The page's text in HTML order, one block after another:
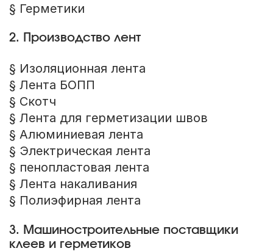
§ Герметики
2. Производство лент
§ Изоляционная лента
§ Лента БОПП
§ Скотч
§ Лента для герметизации швов
§ Алюминиевая лента
§ Электрическая лента
§ пенопластовая лента
§ Лента накаливания
§ Полиэфирная лента
3. Машиностроительные поставщики
клеев и герметиков